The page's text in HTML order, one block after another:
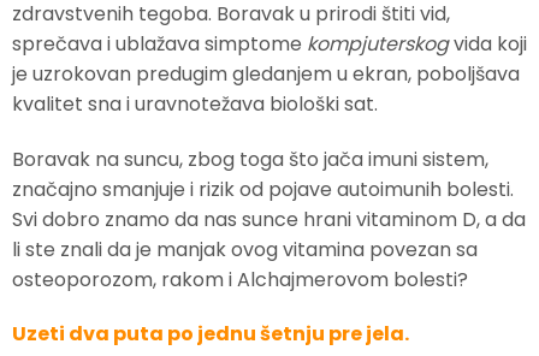
zdravstvenih tegoba. Boravak u prirodi štiti vid,
sprečava i ublažava simptome kompjuterskogvida koji
je uzrokovan predugim gledanjem u ekran, poboljšava
kvalitet sna i uravnotežava biološki sat.
Boravak na suncu, zbog toga što jača imuni sistem,
značajno smanjuje i rizik od pojave autoimunih bolesti.
Svi dobro znamo da nas sunce hrani vitaminom D, a da
li ste znali da je manjak ovog vitamina povezan sa
osteoporozom, rakom i Alchajmerovom bolesti?
Uzeti dva puta po jednu šetnju pre jela.